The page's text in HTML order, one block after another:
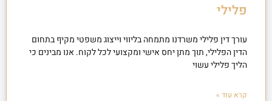
פלילי
עורך דין פלילי משרדנו מתמחה בליווי וייצוג משפטי מקיף בתחום
הדין הפלילי, תוך מתן יחס אישי ומקצועי לכל לקוח. אנו מבינים כי
הליך פלילי עשוי
קרא עוד »